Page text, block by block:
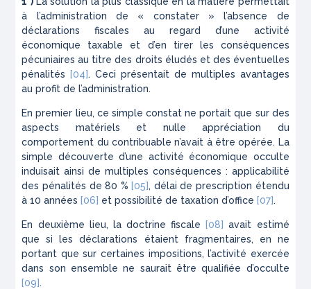
à l’administration de « constater » l’absence de
déclarations fiscales au regard d’une activité
économique taxable et d’en tirer les conséquences
pécuniaires au titre des droits éludés et des éventuelles
pénalités[04]. Ceci présentait de multiples avantages
au profit de l’administration.
En premier lieu, ce simple constat ne portait que sur des
aspects matériels et nulle appréciation du
comportement du contribuable n’avait à être opérée. La
simple découverte d’une activité économique occulte
induisait ainsi de multiples conséquences : applicabilité
des pénalités de 80 %[05], délai de prescription étendu
à 10 années[06] et possibilité de taxation d’office[07].
En deuxième lieu, la doctrine fiscale[08] avait estimé
que si les déclarations étaient fragmentaires, en ne
portant que sur certaines impositions, l’activité exercée
dans son ensemble ne saurait être qualifiée d’occulte
[09].